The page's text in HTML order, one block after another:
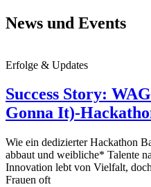
News und Events
Erfolge & Updates
Success Story:
Gonna It)-
Wie ein dedizierter Hackathon
abbaut und weibliche* Talente
Innovation lebt von Vielfalt,
Frauen oft